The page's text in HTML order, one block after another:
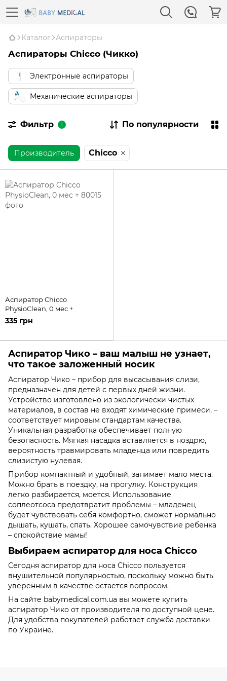
Каталог Аспираторы
Аспираторы Сhicco (Чикко)
Электронные аспираторы
Механические аспираторы
Фильтр 1 По популярности
Производитель Chicco
Аспиратор Chicco
PhysioClean, 0 мес +
335 грн
Аспиратор Чико – ваш малыш не узнает,
что такое заложенный носик
Аспиратор Чико – прибор для высасывания слизи,
предназначен для детей с первых дней жизни.
Устройство изготовлено из экологически чистых
материалов, в состав не входят химические примеси, –
соответствует мировым стандартам качества.
Уникальная разработка обеспечивает полную
безопасность. Мягкая насадка вставляется в ноздрю,
вероятность травмировать младенца или повредить
слизистую нулевая.
Прибор компактный и удобный, занимает мало места.
Можно брать в поездку, на прогулку. Конструкция
легко разбирается, моется. Использование
соплеотсоса предотвратит проблемы – младенец
будет чувствовать себя комфортно, сможет нормально
дышать, кушать, спать. Хорошее самочувствие ребенка
– спокойствие мамы!
Выбираем аспиратор для носа Chicco
Сегодня аспиратор для носа Chicco пользуется
внушительной популярностью, поскольку можно быть
уверенным в качестве остается вопросом.
На сайте babymedical.com.ua вы можете купить
аспиратор Чико от производителя по доступной цене.
Для удобства покупателей работает служба доставки
по Украине.